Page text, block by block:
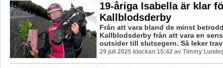
19-åriga Isabella är klar
Kallblodsderby
Från att vara bland de minst
Kallblodsderby från att vara en
outsider till slutsegern. Så leker
29 juli 2025 klockan 15:42 av Timmy